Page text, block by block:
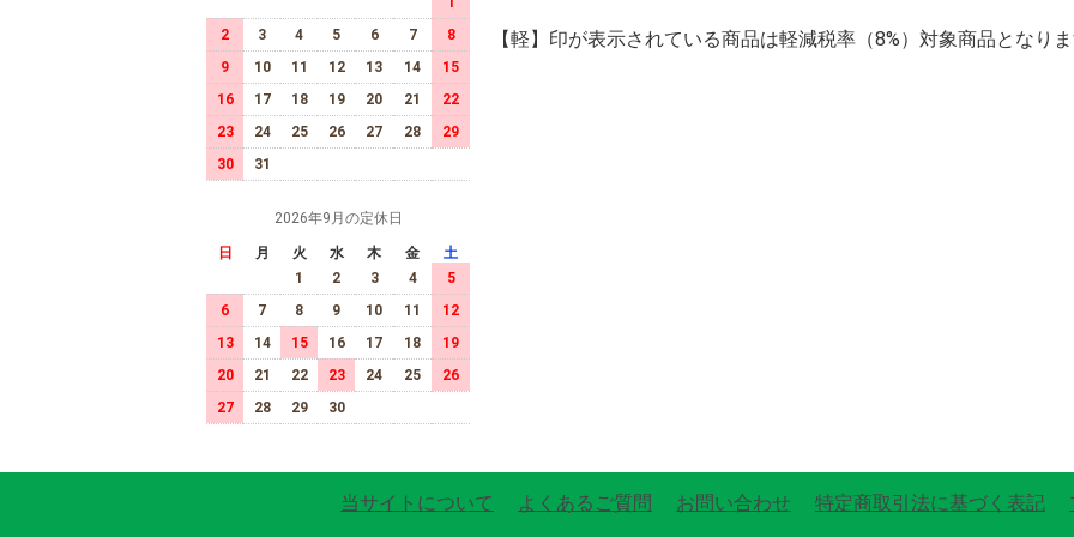
2
3 4 5 6 7
8
9
10 11 12 13 14
15
16
17 18 19 20 21
22
23
24 25 26 27 28
29
30
31
2026年9月の定休日
日 月 火 水 木 金
土
1
2 3 4
5
6
7 8 9 10 11
12
13
14 15 16 17 18
19
20
21 22 23 24 25
26
27
28 29 30
【軽】印が表示されている商品は軽減税率（8%）対象商品となりま
当サイトについて よくあるご質問 お問い合わせ 特定商取引法に基づく表記